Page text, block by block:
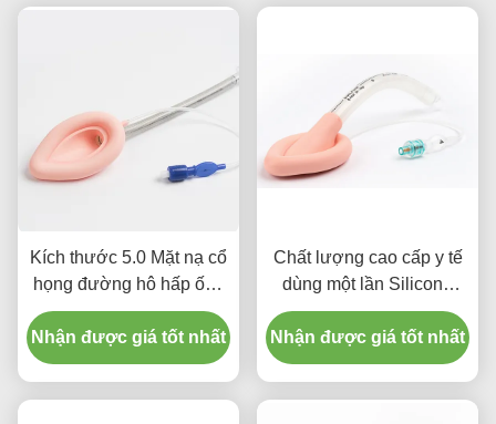
Kích thước 5.0 Mặt nạ cổ
họng đường hô hấp ống
cổ họng đường hô hấp
silicone cho người lớn
Nhận được giá tốt nhất
Chất lượng cao cấp y tế
dùng một lần Silicone
nén cổ họng ống dẫn
LMA ống
Nhận được giá tốt nhất